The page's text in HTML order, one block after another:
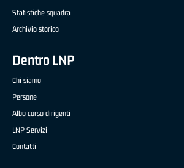
Statistiche squadra
Archivio storico
Dentro LNP
Chi siamo
Persone
Albo corso dirigenti
LNP Servizi
Contatti